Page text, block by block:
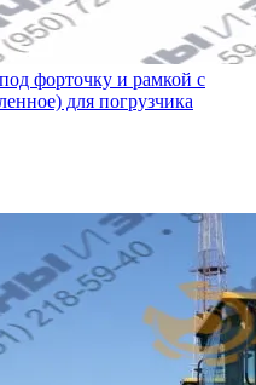
форточку и рамкой с
для погрузчика